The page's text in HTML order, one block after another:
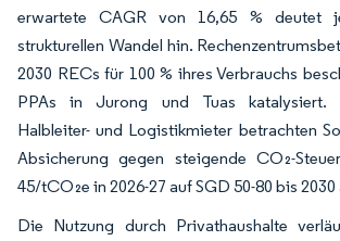
erwartete CAGR von 16,65 % deutet
strukturellen Wandel hin.
2030 RECs für 100 % ihres Verbrauchs
PPAs in Jurong und Tuas katalysiert.
Halbleiter- und Logistikmieter betrachten
Absicherung gegen steigende CO₂-
45/tCO₂e in 2026-27 auf SGD 50-80 bis
Die Nutzung durch Privathaushalte